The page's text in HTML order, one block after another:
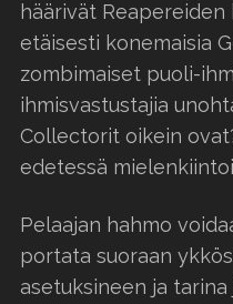
häärivät
etäisesti konemaisia
zombimaiset puoli-
ihmisvastustajia
Collectorit oikein
edetessä
Pelaajan hahmo
portata suoraan
asetuksineen ja